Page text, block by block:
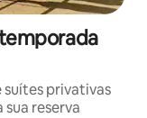
privativas
reserva